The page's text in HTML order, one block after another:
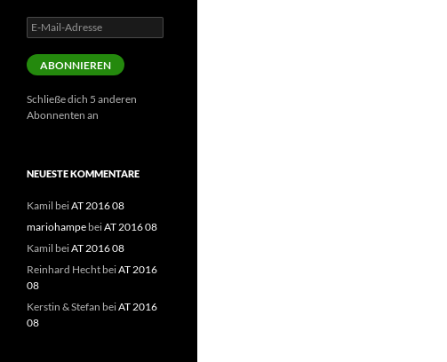
E-
Mail-
Adresse
ABONNIEREN
Schließe dich 5 anderen
Abonnenten an
NEUESTE KOMMENTARE
Kamil beiAT 2016 08
mariohampe beiAT 2016 08
Kamil beiAT 2016 08
Reinhard Hecht beiAT 2016
08
Kerstin & Stefan beiAT 2016
08